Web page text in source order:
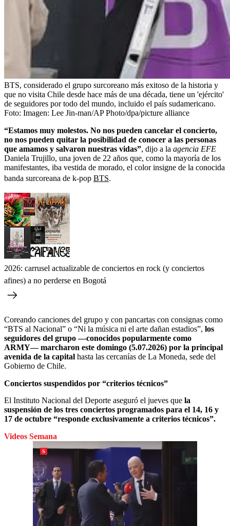
BTS, considerado el grupo surcoreano más exitoso de la historia y
que no visita Chile desde hace más de una década, tiene un 'ejército'
de seguidores por todo del mundo, incluido el país sudamericano.
Foto: Imagen: Lee Jin-man/AP Photo/dpa/picture alliance
“Estamos muy molestos. No nos pueden cancelar el concierto,
no nos pueden quitar la posibilidad de conocer a las personas
que amamos y salvaron nuestras vidas”, dijo a la agencia EFE
Daniela Trujillo, una joven de 22 años que, como la mayoría de los
manifestantes, iba vestida de morado, el color insigne de la conocida
banda surcoreana de k-pop BTS.
2026: carrusel actualizable de conciertos en rock (y conciertos
afines) a no perderse en Bogotá
Coreando canciones del grupo y con pancartas con consignas como
“BTS al Nacional” o “Ni la música ni el arte dañan estadios”, los
seguidores del grupo ―conocidos popularmente como
ARMY― marcharon este domingo (5.07.2026) por la principal
avenida de la capital hasta las cercanías de La Moneda, sede del
Gobierno de Chile.
Conciertos suspendidos por “criterios técnicos”
El Instituto Nacional del Deporte aseguró el jueves que la
suspensión de los tres conciertos programados para el 14, 16 y
17 de octubre “responde exclusivamente a criterios técnicos”.
Videos Semana